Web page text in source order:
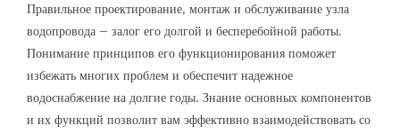
Правильное проектирование‚ монтаж и обслуживание узла
водопровода – залог его долгой и бесперебойной работы.
Понимание принципов его функционирования поможет
избежать многих проблем и обеспечит надежное
водоснабжение на долгие годы. Знание основных компонентов
и их функций позволит вам эффективно взаимодействовать со